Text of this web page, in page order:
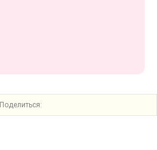
Поделиться: